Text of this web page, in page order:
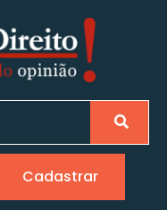
Cadastrar